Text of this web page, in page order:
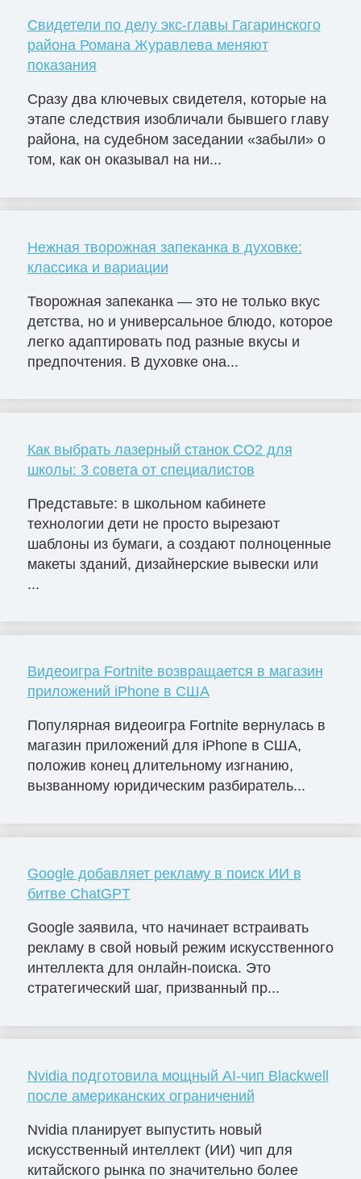
Свидетели по делу экс-главы Гагаринского
района Романа Журавлева меняют
показания
Сразу два ключевых свидетеля, которые на
этапе следствия изобличали бывшего главу
района, на судебном заседании «забыли» о
том, как он оказывал на ни...
Нежная творожная запеканка в духовке:
классика и вариации
Творожная запеканка — это не только вкус
детства, но и универсальное блюдо, которое
легко адаптировать под разные вкусы и
предпочтения. В духовке она...
Как выбрать лазерный станок СО2 для
школы: 3 совета от специалистов
Представьте: в школьном кабинете
технологии дети не просто вырезают
шаблоны из бумаги, а создают полноценные
макеты зданий, дизайнерские вывески или
...
Видеоигра Fortnite возвращается в магазин
приложений iPhone в США
Популярная видеоигра Fortnite вернулась в
магазин приложений для iPhone в США,
положив конец длительному изгнанию,
вызванному юридическим разбиратель...
Google добавляет рекламу в поиск ИИ в
битве ChatGPT
Google заявила, что начинает встраивать
рекламу в свой новый режим искусственного
интеллекта для онлайн-поиска. Это
стратегический шаг, призванный пр...
Nvidia подготовила мощный AI-чип Blackwell
после американских ограничений
Nvidia планирует выпустить новый
искусственный интеллект (ИИ) чип для
китайского рынка по значительно более